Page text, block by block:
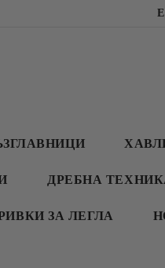
ДРЕБНА
ЗА ЛЕГЛА